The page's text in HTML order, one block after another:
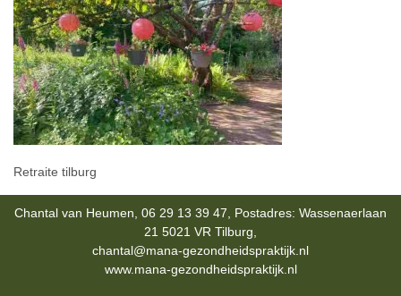
Retraite tilburg
Chantal van Heumen, 06 29 13 39 47, Postadres: Wassenaerlaan
21 5021 VR Tilburg,
chantal@mana-gezondheidspraktijk.nl
www.mana-gezondheidspraktijk.nl